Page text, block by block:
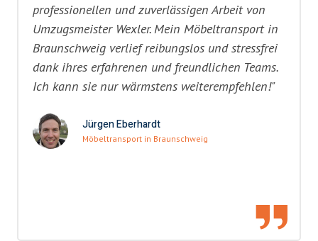
professionellen und zuverlässigen Arbeit von
Umzugsmeister Wexler. Mein Möbeltransport in
Braunschweig verlief reibungslos und stressfrei
dank ihres erfahrenen und freundlichen Teams.
Ich kann sie nur wärmstens weiterempfehlen!"
Jürgen Eberhardt
Möbeltransport in Braunschweig